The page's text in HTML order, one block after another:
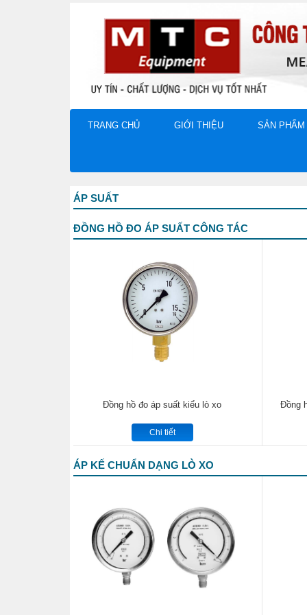
TRANG CHỦ GIỚI THIỆU SẢN PHẨM
ÁP SUẤT
ĐỒNG HỒ ĐO ÁP SUẤT CÔNG TÁC
Đồng hồ đo áp suất kiểu lò xo
Chi tiết
Đồng
ÁP KẾ CHUẨN DẠNG LÒ XO